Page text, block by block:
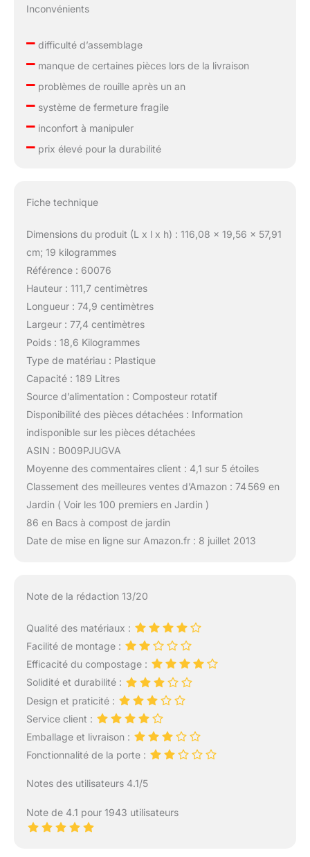
Inconvénients
–difficulté d’assemblage
–manque de certaines pièces lors de la livraison
–problèmes de rouille après un an
–système de fermeture fragile
–inconfort à manipuler
–prix élevé pour la durabilité
Fiche technique
Dimensions du produit (L x l x h) : 116,08 x 19,56 x 57,91
cm; 19 kilogrammes
Référence : 60076
Hauteur : 111,7 centimètres
Longueur : 74,9 centimètres
Largeur : 77,4 centimètres
Poids : 18,6 Kilogrammes
Type de matériau : Plastique
Capacité : 189 Litres
Source d’alimentation : Composteur rotatif
Disponibilité des pièces détachées : Information
indisponible sur les pièces détachées
ASIN : B009PJUGVA
Moyenne des commentaires client : 4,1 sur 5 étoiles
Classement des meilleures ventes d’Amazon : 74 569 en
Jardin ( Voir les 100 premiers en Jardin )
86 en Bacs à compost de jardin
Date de mise en ligne sur Amazon.fr : 8 juillet 2013
Note de la rédaction 13/20
Qualité des matériaux :
Facilité de montage :
Efficacité du compostage :
Solidité et durabilité :
Design et praticité :
Service client :
Emballage et livraison :
Fonctionnalité de la porte :
Notes des utilisateurs 4.1/5
Note de 4.1 pour 1943 utilisateurs